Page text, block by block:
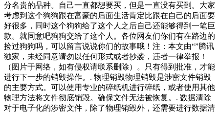
分名贵的品种。自己一直都想要买，但是一直没有买到。大家
考虑到这个狗狗跟在富豪的后面生活肯定比跟在自己的后面要
好很多，同时这个狗狗给了这个人之后自己还能够得到一笔巨
款。就同意吧狗狗交给了这个人。各位网友们你们有在路边的
捡过狗狗吗，可以留言说说你们的故事哦！注：本文由“”腾讯
独家，未经同意请勿以任何形式或者抄袭，违者一律举报！
（图片于网络，如有侵权请联系删除）。只有得到批准，才能
进行下一步的销毁操作。. 物理销毁物理销毁是涉密文件销毁
的主要方式。可以使用专业的碎纸机进行碎纸，或者使用其他
物理方法将文件彻底销毁。确保文件无法被恢复。. 数据清除
对于电子化的涉密文件，除了物理销毁外，还需要进行数据清